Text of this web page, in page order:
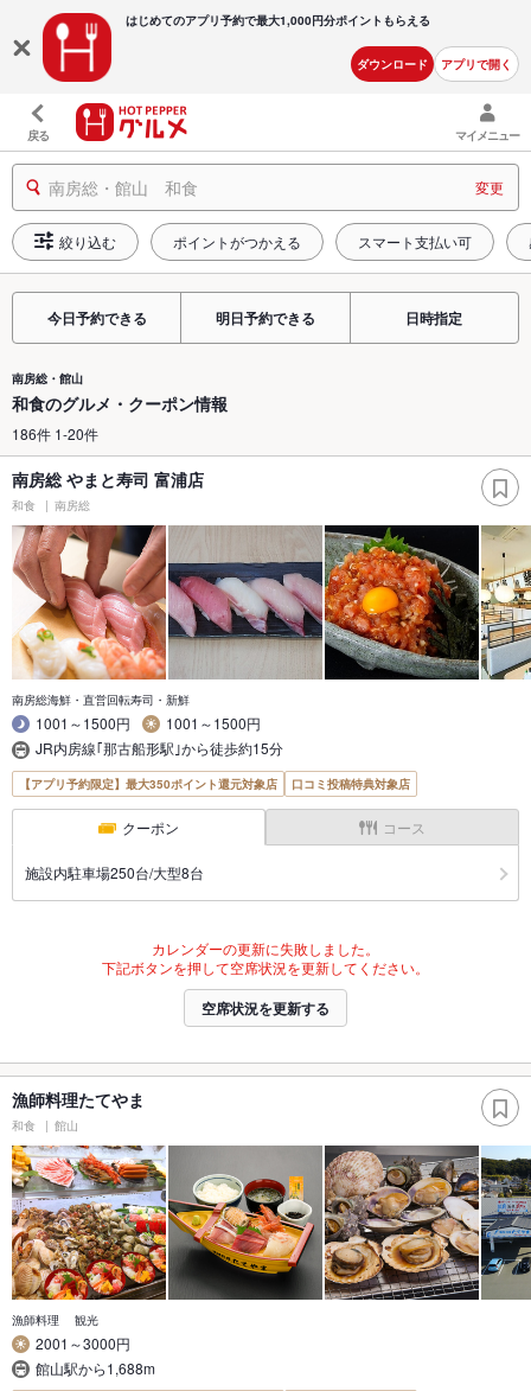
はじめてのアプリ予約で最大1,000円分ポイントもらえる
ダウンロード アプリで開く
戻る マイメニュー
南房総・館山 和食 変更
絞り込む ポイントがつかえる スマート支払い可
今日予約できる 明日予約できる 日時指定
南房総・館山
和食のグルメ・クーポン情報
186件 1-20件
南房総 やまと寿司 富浦店
和食 南房総
南房総海鮮・直営回転寿司・新鮮
1001～1500円
1001～1500円
JR内房線｢那古船形駅｣から徒歩約15分
【アプリ予約限定】最大350ポイント還元対象店 口コミ投稿特典対象店
クーポン コース
施設内駐車場250台/大型8台
カレンダーの更新に失敗しました。
下記ボタンを押して空席状況を更新してください。
空席状況を更新する
漁師料理たてやま
和食 館山
漁師料理 観光
2001～3000円
館山駅から1,688m